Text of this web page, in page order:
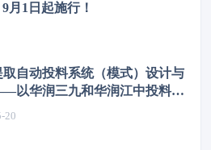
月1日起施行！
取自动投料系统（模式）设计与
以华润三九和华润江中投料系
20